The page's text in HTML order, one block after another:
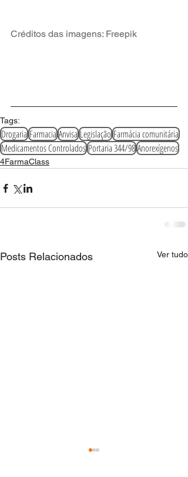
Créditos das imagens: Freepik
Tags:
DrogariaFarmaciaAnvisaLegislaçãoFarmácia comunitária
Medicamentos ControladosPortaria 344/98Anorexígenos
4FarmaClass
Posts Relacionados Ver tudo